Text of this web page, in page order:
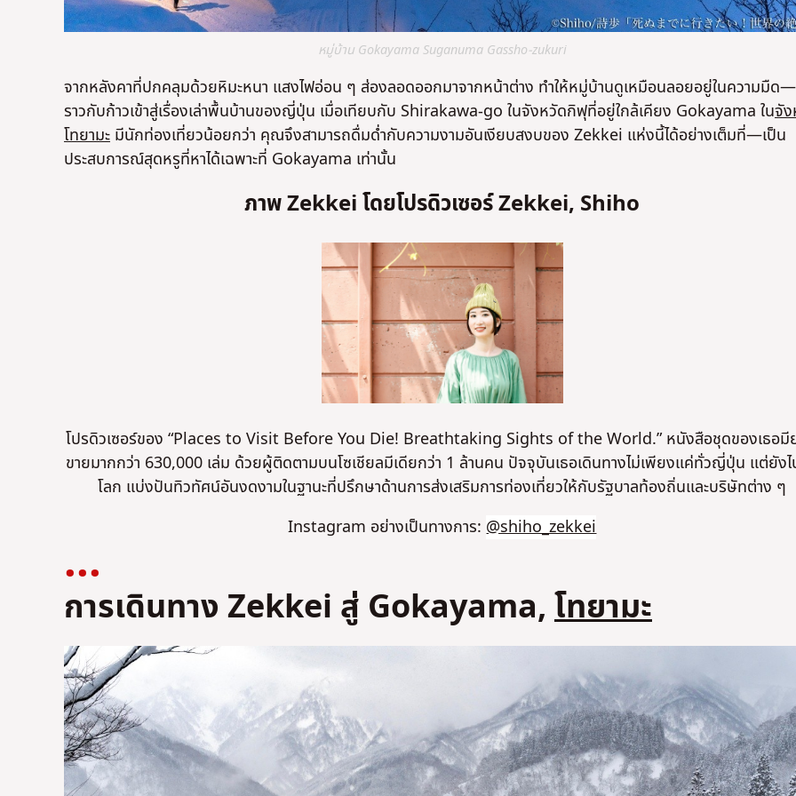
หมู่บ้าน Gokayama Suganuma Gassho-zukuri
จากหลังคาที่ปกคลุมด้วยหิมะหนา แสงไฟอ่อน ๆ ส่องลอดออกมาจากหน้าต่าง ทำให้หมู่บ้านดูเหมือนลอยอยู่ในความมืด—
ราวกับก้าวเข้าสู่เรื่องเล่าพื้นบ้านของญี่ปุ่น เมื่อเทียบกับ Shirakawa-go ในจังหวัดกิฟุที่อยู่ใกล้เคียง Gokayama ในจั
โทยามะมีนักท่องเที่ยวน้อยกว่า คุณจึงสามารถดื่มด่ำกับความงามอันเงียบสงบของ Zekkei แห่งนี้ได้อย่างเต็มที่—เป็น
ประสบการณ์สุดหรูที่หาได้เฉพาะที่ Gokayama เท่านั้น
ภาพ Zekkei โดยโปรดิวเซอร์ Zekkei, Shiho
โปรดิวเซอร์ของ “Places to Visit Before You Die! Breathtaking Sights of the World.”หนังสือชุดของเธอมี
ขายมากกว่า 630,000 เล่ม ด้วยผู้ติดตามบนโซเชียลมีเดียกว่า 1 ล้านคน ปัจจุบันเธอเดินทางไม่เพียงแค่ทั่วญี่ปุ่น แต่ยัง
โลก แบ่งปันทิวทัศน์อันงดงามในฐานะที่ปรึกษาด้านการส่งเสริมการท่องเที่ยวให้กับรัฐบาลท้องถิ่นและบริษัทต่าง ๆ
Instagram อย่างเป็นทางการ:@shiho_zekkei
การเดินทาง Zekkei สู่ Gokayama, โทยามะ